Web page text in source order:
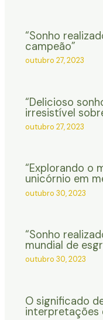
“Sonho
campeão”
outubro 27, 2023
“Delicioso
irresistível
outubro 27, 2023
“Explorando o
unicórnio em
outubro 30, 2023
“Sonho
mundial de
outubro 30, 2023
O significado
interpretações